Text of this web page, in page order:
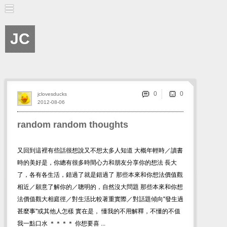
JC
random random thoughts
又回到這裡有些話很想說又不想太多人知道 大概年輕時／讀書
時的美好是，你總有很多時間心力和朋友分享你的想法 長大
了，各有各生活，錯過了就是錯過了 那些本來和你想法價值觀
相近／願意了解你的／聰明的，自然沒大問題 那些本來和你想
法價值觀大相庭徑／對生活比較著重實際／對話題傾向''發生過
甚麼事''或其他人怎樣 實在是， 懂我的不用解釋，不懂的不值
我一點口水 ＊＊＊＊ 你想要喜 ...
2012-08-06
jclovesducks 0